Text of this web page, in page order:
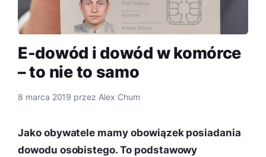
E-dowód i dowód w komórce
– to nie to samo
8 marca 2019 przezAlex Chum
Jako obywatele mamy obowiązek posiadania
dowodu osobistego. To podstawowy